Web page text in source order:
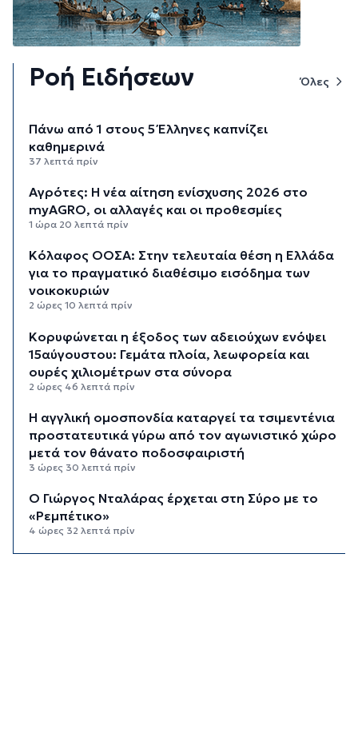
Ροή Ειδήσεων Όλες
Πάνω από 1 στους 5 Έλληνες καπνίζει
καθημερινά
37 λεπτά πρίν
Αγρότες: Η νέα αίτηση ενίσχυσης 2026 στο
myAGRO, οι αλλαγές και οι προθεσμίες
1 ώρα 20 λεπτά πρίν
Κόλαφος ΟΟΣΑ: Στην τελευταία θέση η Ελλάδα
για το πραγματικό διαθέσιμο εισόδημα των
νοικοκυριών
2 ώρες 10 λεπτά πρίν
Κορυφώνεται η έξοδος των αδειούχων ενόψει
15αύγουστου: Γεμάτα πλοία, λεωφορεία και
ουρές χιλιομέτρων στα σύνορα
2 ώρες 46 λεπτά πρίν
Η αγγλική ομοσπονδία καταργεί τα τσιμεντένια
προστατευτικά γύρω από τον αγωνιστικό χώρο
μετά τον θάνατο ποδοσφαιριστή
3 ώρες 30 λεπτά πρίν
Ο Γιώργος Νταλάρας έρχεται στη Σύρο με το
«Ρεμπέτικο»
4 ώρες 32 λεπτά πρίν